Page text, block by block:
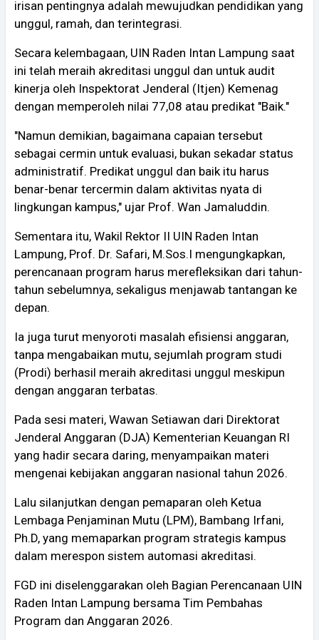
irisan pentingnya adalah mewujudkan pendidikan yang
unggul, ramah, dan terintegrasi.
Secara kelembagaan, UIN Raden Intan Lampung saat
ini telah meraih akreditasi unggul dan untuk audit
kinerja oleh Inspektorat Jenderal (Itjen) Kemenag
dengan memperoleh nilai 77,08 atau predikat "Baik."
"Namun demikian, bagaimana capaian tersebut
sebagai cermin untuk evaluasi, bukan sekadar status
administratif. Predikat unggul dan baik itu harus
benar-benar tercermin dalam aktivitas nyata di
lingkungan kampus," ujar Prof. Wan Jamaluddin.
Sementara itu, Wakil Rektor II UIN Raden Intan
Lampung, Prof. Dr. Safari, M.Sos.I mengungkapkan,
perencanaan program harus merefleksikan dari tahun-
tahun sebelumnya, sekaligus menjawab tantangan ke
depan.
Ia juga turut menyoroti masalah efisiensi anggaran,
tanpa mengabaikan mutu, sejumlah program studi
(Prodi) berhasil meraih akreditasi unggul meskipun
dengan anggaran terbatas.
Pada sesi materi, Wawan Setiawan dari Direktorat
Jenderal Anggaran (DJA) Kementerian Keuangan RI
yang hadir secara daring, menyampaikan materi
mengenai kebijakan anggaran nasional tahun 2026.
Lalu silanjutkan dengan pemaparan oleh Ketua
Lembaga Penjaminan Mutu (LPM), Bambang Irfani,
Ph.D, yang memaparkan program strategis kampus
dalam merespon sistem automasi akreditasi.
FGD ini diselenggarakan oleh Bagian Perencanaan UIN
Raden Intan Lampung bersama Tim Pembahas
Program dan Anggaran 2026.